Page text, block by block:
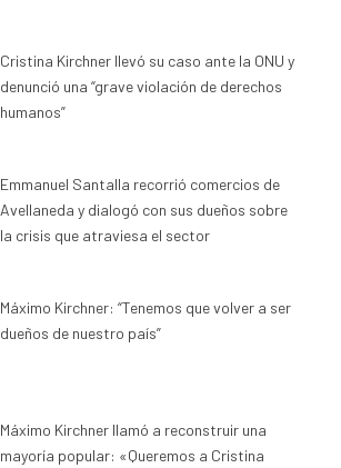
Cristina Kirchner llevó su caso ante la ONU y
denunció una “grave violación de derechos
humanos”
Emmanuel Santalla recorrió comercios de
Avellaneda y dialogó con sus dueños sobre
la crisis que atraviesa el sector
Máximo Kirchner: “Tenemos que volver a ser
dueños de nuestro país”
Máximo Kirchner llamó a reconstruir una
mayoría popular: «Queremos a Cristina